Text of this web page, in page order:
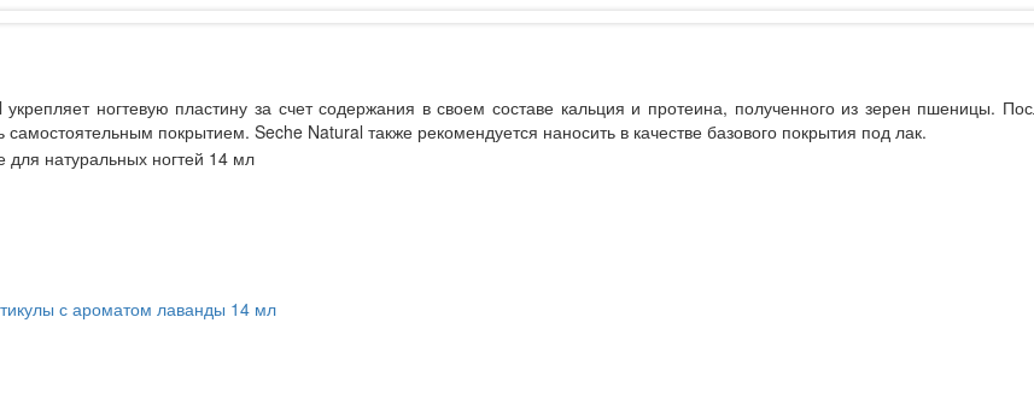
ногтевую пластину за счет содержания в своем составе кальция и протеина, полученного из зерен пшеницы.
покрытием. Seche Natural также рекомендуется наносить в качестве базового покрытия под лак.
с ароматом лаванды 14 мл